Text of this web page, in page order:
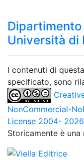
Università di
I contenuti di
specificato, sono
NonCommercial-
License 2004- 2026
Storicamente è